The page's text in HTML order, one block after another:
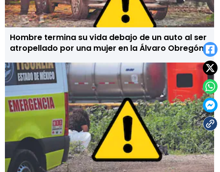
Hombre termina su vida debajo de un auto al ser
atropellado por una mujer en la Álvaro Obregón